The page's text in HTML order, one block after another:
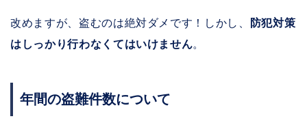
改めますが、盗むのは絶対ダメです！しかし、
防犯対策
はしっかり行わなくてはいけません。
年間の盗難件数について